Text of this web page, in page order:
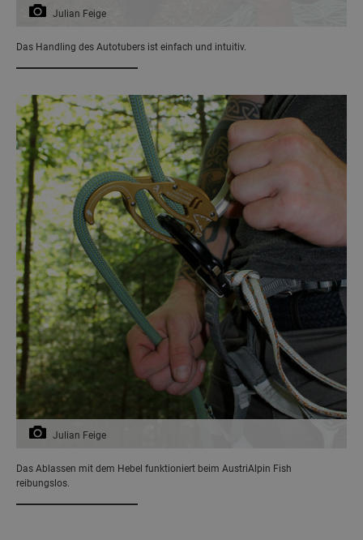
Julian Feige
Das Handling des Autotubers ist einfach und intuitiv.
Julian Feige
Das Ablassen mit dem Hebel funktioniert beim AustriAlpin Fish
reibungslos.